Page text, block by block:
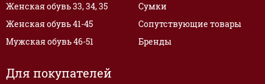
Женская обувь 33, 34, 35
Женская обувь 41-45
Мужская обувь 46-51
Сумки
Сопутствующие товары
Бренды
Для покупателей